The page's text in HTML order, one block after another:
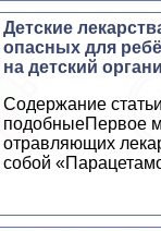
Детские
опасных для
на детский
Содержание
подобныеПервое
отравляющих
собой